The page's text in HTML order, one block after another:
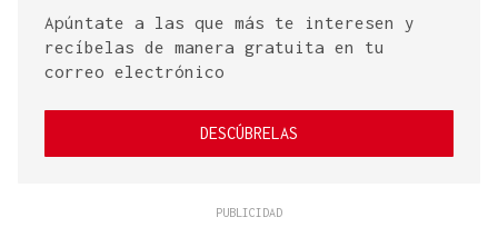
Apúntate a las que más te interesen y
recíbelas de manera gratuita en tu
correo electrónico
DESCÚBRELAS